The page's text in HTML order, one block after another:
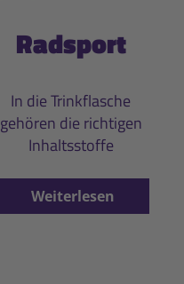
Radsport
In die Trinkflasche
gehören die richtigen
Inhaltsstoffe
Weiterlesen